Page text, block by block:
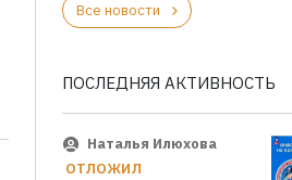
Все новости
ПОСЛЕДНЯЯ АКТИВНОСТЬ
Наталья Илюхова
ОТЛОЖИЛ